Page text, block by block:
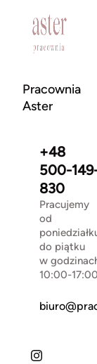
Pracownia
Aster
+48
500-
830
Pracujemy
od
do piątku
w
10:00-17:00